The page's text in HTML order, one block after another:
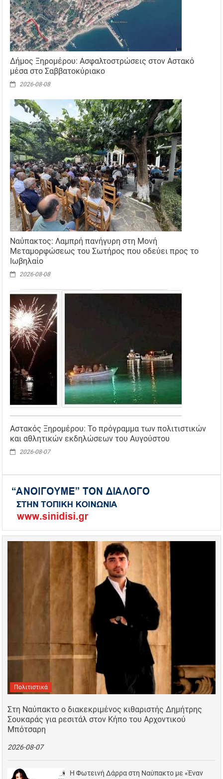
Δήμος Ξηρομέρου: Ασφαλτοστρώσεις στον Αστακό
μέσα στο Σαββατοκύριακο
2026-08-08
Ναύπακτος: Λαμπρή πανήγυρη στη Μονή
Μεταμορφώσεως του Σωτήρος που οδεύει προς το
Ιωβηλαίο
2026-08-08
Αστακός Ξηρομέρου: Το πρόγραμμα των πολιτιστικών
και αθλητικών εκδηλώσεων του Αυγούστου
2026-08-07
Πολιτιστικά
Στη Ναύπακτο ο διακεκριμένος κιθαριστής Δημήτρης
Σουκαράς για ρεσιτάλ στον Κήπο του Αρχοντικού
Μπότσαρη
2026-08-07
Η Φωτεινή Δάρρα στη Ναύπακτο με «Έναν